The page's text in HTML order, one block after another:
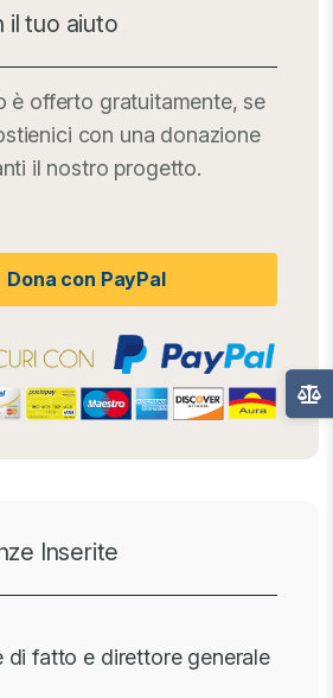
il tuo aiuto
è offerto gratuitamente, se
con una donazione
il nostro progetto.
Dona con PayPal
Inserite
di fatto e direttore generale